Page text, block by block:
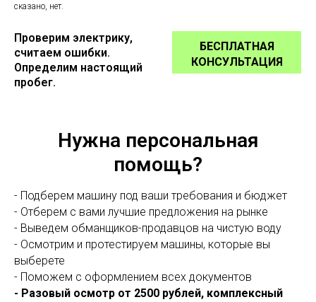
сказано, нет.
Проверим электрику,
считаем ошибки.
Определим настоящий
пробег.
БЕСПЛАТНАЯ
КОНСУЛЬТАЦИЯ
Нужна персональная
помощь?
- Подберем машину под ваши требования и бюджет
- Отберем с вами лучшие предложения на рынке
- Выведем обманщиков-продавцов на чистую воду
- Осмотрим и протестируем машины, которые вы
выберете
- Поможем с оформлением всех документов
- Разовый осмотр от 2500 рублей, комплексный